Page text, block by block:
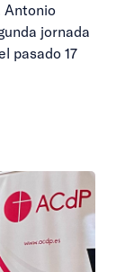
Antonio
jornada
pasado 17